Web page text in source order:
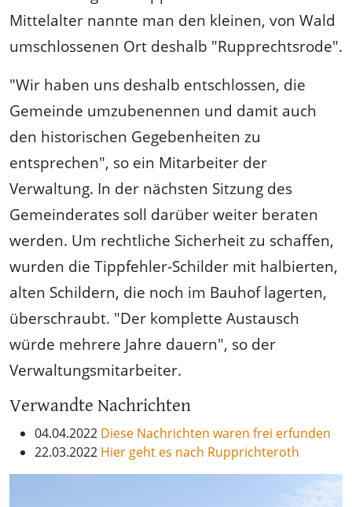
Mittelalter nannte man den kleinen, von Wald
umschlossenen Ort deshalb "Rupprechtsrode".
"Wir haben uns deshalb entschlossen, die
Gemeinde umzubenennen und damit auch
den historischen Gegebenheiten zu
entsprechen", so ein Mitarbeiter der
Verwaltung. In der nächsten Sitzung des
Gemeinderates soll darüber weiter beraten
werden. Um rechtliche Sicherheit zu schaffen,
wurden die Tippfehler-Schilder mit halbierten,
alten Schildern, die noch im Bauhof lagerten,
überschraubt. "Der komplette Austausch
würde mehrere Jahre dauern", so der
Verwaltungsmitarbeiter.
Verwandte Nachrichten
04.04.2022 Diese Nachrichten waren frei erfunden
22.03.2022 Hier geht es nach Rupprichteroth